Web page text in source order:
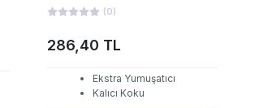
(0)
286,40 TL
Ekstra Yumuşatıcı
Kalıcı Koku